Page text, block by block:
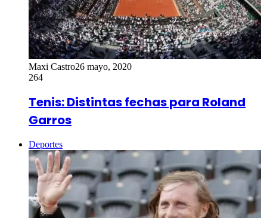
Maxi Castro26 mayo, 2020
264
Tenis: Distintas fechas para Roland
Garros
Deportes